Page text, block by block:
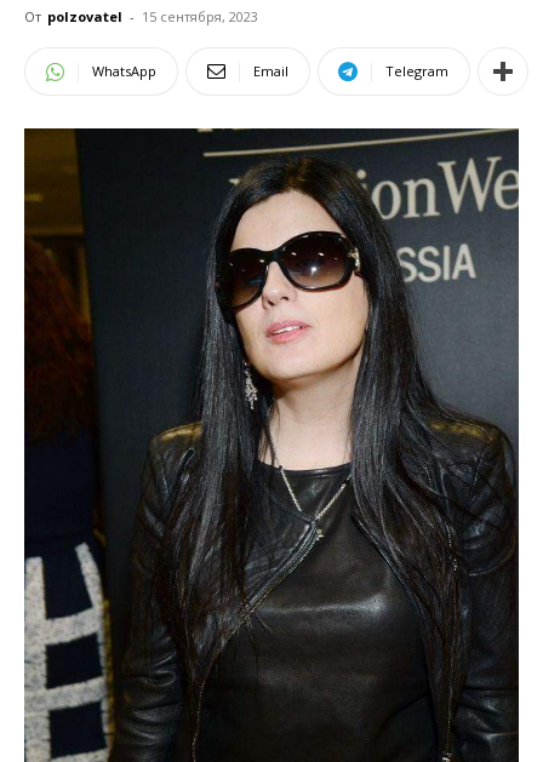
От polzovatel - 15 сентября, 2023
WhatsApp Email Telegram